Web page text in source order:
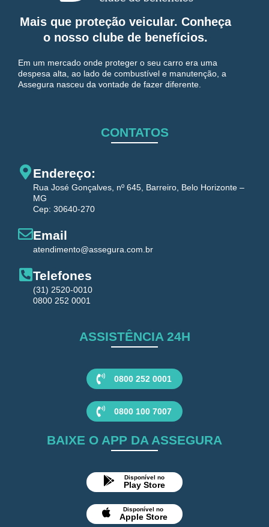
Mais que proteção veicular. Conheça
o nosso clube de benefícios.
Em um mercado onde proteger o seu carro era uma
despesa alta, ao lado de combustível e manutenção, a
Assegura nasceu da vontade de fazer diferente.
CONTATOS
Endereço:
Rua José Gonçalves, nº 645, Barreiro, Belo Horizonte –
MG
Cep: 30640-270
Email
atendimento@assegura.com.br
Telefones
(31) 2520-0010
0800 252 0001
ASSISTÊNCIA 24H
0800 252 0001
0800 100 7007
BAIXE O APP DA ASSEGURA
Disponível no
Play Store
Disponível no
Apple Store